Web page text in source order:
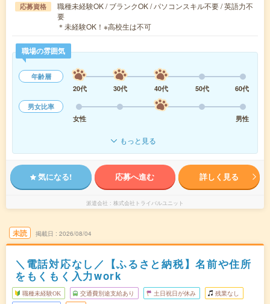
応募資格
職種未経験OK / ブランクOK / パソコンスキル不要 / 英語力不
要
＊未経験OK！※高校生は不可
職場の雰囲気
年齢層
20代
30代 40代 50代
60代
男女比率
女性
男性
もっと見る
気になる! 応募へ進む 詳しく見る
派遣会社 株式会社トライバルユニット
未読 掲載日 2026/08/04
＼電話対応なし／【ふるさと納税】名前や住所
をもくもく入力work
職種未経験OK 交通費別途支給あり 土日祝日が休み 残業なし